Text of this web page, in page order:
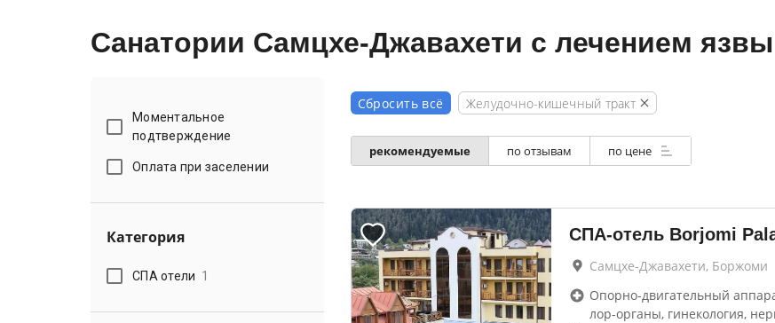
Санатории Самцхе-Джавахети с лечением язвы
Моментальное
подтверждение
Оплата при заселении
Категория
СПА отели 1
Сбросить всё Желудочно-кишечный тракт
рекомендуемые по отзывам по цене
СПА-отель Borjomi
Самцхе-Джавахети, Боржоми
Опорно-двигательный
лор-органы, гинекология,